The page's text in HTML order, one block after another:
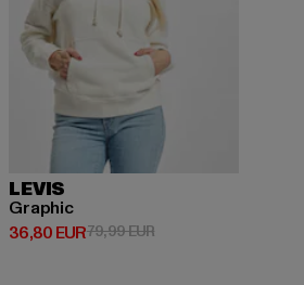
LEVIS
Graphic
36,80 EUR
Derzeitiger Preis: 36,80 EUR
79,99 EURAktionspreis: 79,99 EUR